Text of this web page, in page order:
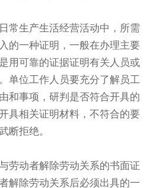
常生产生活经营活动中，所需
的一种证明，一般在办理主要
用可靠的证据证明有关人员或
单位工作人员要充分了解员工
和事项，研判是否符合开具的
具相关证明材料，不符合的要
断拒绝。
劳动者解除劳动关系的书面证
解除劳动关系后必须出具的一